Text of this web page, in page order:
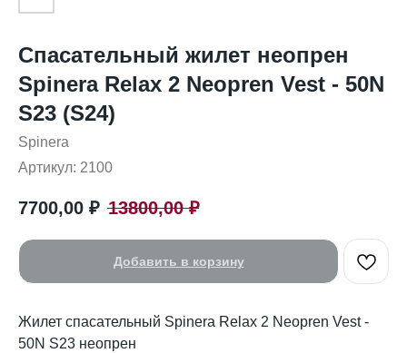
Спасательный жилет неопрен
Spinera Relax 2 Neopren Vest - 50N
S23 (S24)
Spinera
Артикул: 2100
7700,00 ₽ 13800,00 ₽
Добавить в корзину
Жилет спасательный Spinera Relax 2 Neopren Vest -
50N S23 неопрен